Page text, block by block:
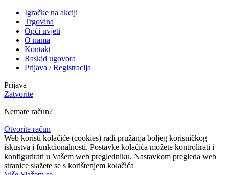
Igračke na akciji
Trgovina
Opći uvjeti
O nama
Kontakt
Raskid ugovora
Prijava / Registracija
Prijava
Zatvorite
Nemate račun?
Otvorite račun
Web koristi kolačiće (cookies) radi pružanja boljeg korisničkog
iskustva i funkcionalnosti. Postavke kolačića možete kontrolirati i
konfigurirati u Vašem web pregledniku. Nastavkom pregleda web
stranice slažete se s korištenjem kolačića